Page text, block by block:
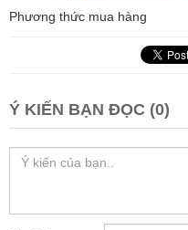
Phương thức mua hàng
Ý KIẾN BẠN ĐỌC (0)